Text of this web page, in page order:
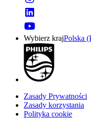
Wybierz krajPolska
Zasady Prywatności
Zasady korzystania
Polityka cookie